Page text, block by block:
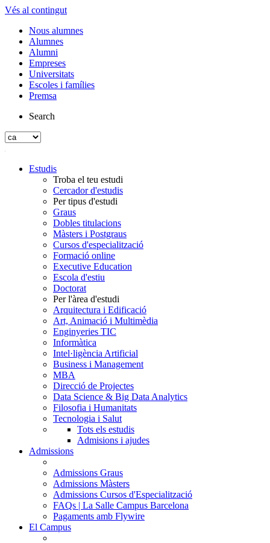
Vés al contingut
Nous alumnes
Alumnes
Alumni
Empreses
Universitats
Escoles i famílies
Premsa
Search
Estudis
Troba el teu estudi
Cercador d'estudis
Per tipus d'estudi
Graus
Dobles titulacions
Màsters i Postgraus
Cursos d'especialització
Formació online
Executive Education
Escola d'estiu
Doctorat
Per l'àrea d'estudi
Arquitectura i Edificació
Art, Animació i Multimèdia
Enginyeries TIC
Informàtica
Intel·ligència Artificial
Business i Management
MBA
Direcció de Projectes
Data Science & Big Data Analytics
Filosofia i Humanitats
Tecnologia i Salut
Tots els estudis
Admisions i ajudes
Admissions
Admissions Graus
Admissions Màsters
Admissions Cursos d'Especialització
FAQs | La Salle Campus Barcelona
Pagaments amb Flywire
El Campus